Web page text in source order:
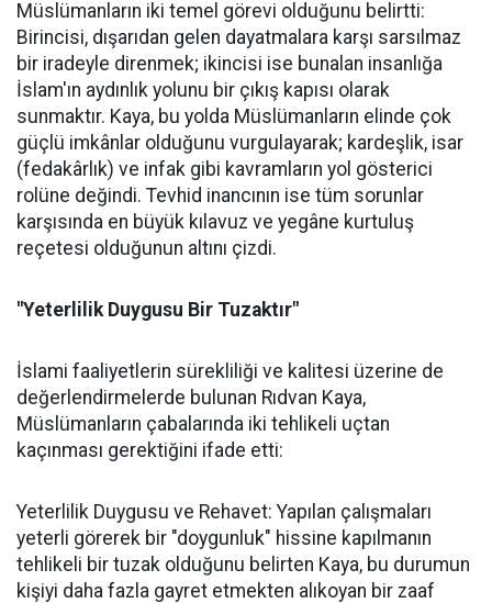
Müslümanların iki temel görevi olduğunu belirtti:
Birincisi, dışarıdan gelen dayatmalara karşı sarsılmaz
bir iradeyle direnmek; ikincisi ise bunalan insanlığa
İslam'ın aydınlık yolunu bir çıkış kapısı olarak
sunmaktır. Kaya, bu yolda Müslümanların elinde çok
güçlü imkânlar olduğunu vurgulayarak; kardeşlik, isar
(fedakârlık) ve infak gibi kavramların yol gösterici
rolüne değindi. Tevhid inancının ise tüm sorunlar
karşısında en büyük kılavuz ve yegâne kurtuluş
reçetesi olduğunun altını çizdi.
"Yeterlilik Duygusu Bir Tuzaktır"
İslami faaliyetlerin sürekliliği ve kalitesi üzerine de
değerlendirmelerde bulunan Rıdvan Kaya,
Müslümanların çabalarında iki tehlikeli uçtan
kaçınması gerektiğini ifade etti:
Yeterlilik Duygusu ve Rehavet: Yapılan çalışmaları
yeterli görerek bir "doygunluk" hissine kapılmanın
tehlikeli bir tuzak olduğunu belirten Kaya, bu durumun
kişiyi daha fazla gayret etmekten alıkoyan bir zaaf